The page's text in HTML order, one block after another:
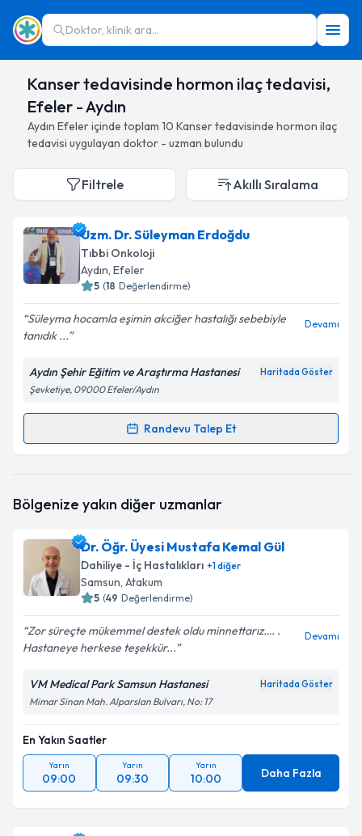
Doktor, klinik ara...
Kanser tedavisinde hormon ilaç tedavisi,
Efeler - Aydın
Aydın Efeleriçinde toplam 10 Kanser tedavisinde hormon ilaç
tedavisi uygulayan doktor - uzman bulundu
Filtrele Akıllı Sıralama
Uzm. Dr. Süleyman Erdoğdu
Tıbbi Onkoloji
Aydın, Efeler
5 (18 Değerlendirme)
Süleyma hocamla eşimin akciğer hastalığı sebebiyle
tanıdık ...
Devamı
Aydın Şehir Eğitim ve Araştırma Hastanesi Haritada Göster
Şevketiye, 09000 Efeler/Aydın
Randevu Talep Et
Randevu Takvimi Talebi
talebi oluşturun. Size bu uzmandan randevu almanız
bilgilendireceğiz.
E-posta Adresiniz
Kişisel verilerimin işlenmesine ilişkin
kapsamda işlenmesini kabul ediyorum.
Bölgenize yakın diğer uzmanlar
Dr. Öğr. Üyesi Mustafa Kemal Gül
Dahiliye - İç Hastalıkları +1diğer
Samsun, Atakum
5 (49 Değerlendirme)
Zor süreçte mükemmel destek oldu minnettarız…. .
Hastaneye herkese teşekkür...
Devamı
VM Medical Park Samsun Hastanesi Haritada Göster
Mimar Sinan Mah. Alparslan Bulvarı, No: 17
En Yakın Saatler
Yarın
09:00
Yarın
09:30
Yarın
10:00 Daha Fazla